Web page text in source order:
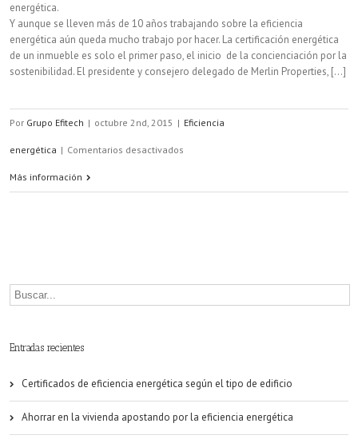
energética.
Y aunque se lleven más de 10 años trabajando sobre la eficiencia
energética aún queda mucho trabajo por hacer. La certificación energética
de un inmueble es solo el primer paso, el inicio de la concienciación por la
sostenibilidad. El presidente y consejero delegado de Merlin Properties, [...]
Por Grupo Efitech | octubre 2nd, 2015 | Eficiencia
energética | Comentarios desactivados
inmobiliario
energética
Más información
Entradas recientes
Certificados de eficiencia energética según el tipo de edificio
Ahorrar en la vivienda apostando por la eficiencia energética